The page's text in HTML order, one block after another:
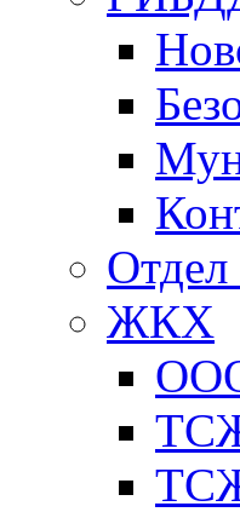
Отдел
ЖКХ